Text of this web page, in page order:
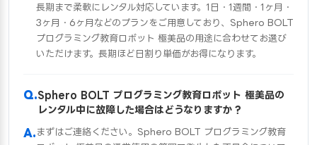
長期まで柔軟にレンタル対応しています。1日・1週間・1ヶ月・
3ヶ月・6ヶ月などのプランをご用意しており、Sphero BOLT
プログラミング教育ロボット 極美品の用途に合わせてお選び
いただけます。長期ほど日割り単価がお得になります。
Sphero BOLT プログラミング教育ロボット 極美品の
レンタル中に故障した場合はどうなりますか？
まずはご連絡ください。Sphero BOLT プログラミング教育